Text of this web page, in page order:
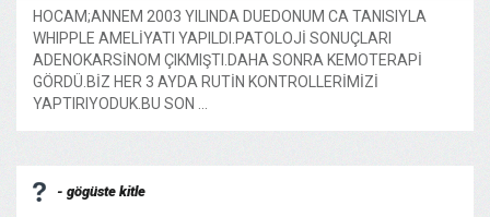
HOCAM;ANNEM 2003 YILINDA DUEDONUM CA TANISIYLA
WHIPPLE AMELİYATI YAPILDI.PATOLOJİ SONUÇLARI
ADENOKARSİNOM ÇIKMIŞTI.DAHA SONRA KEMOTERAPİ
GÖRDÜ.BİZ HER 3 AYDA RUTİN KONTROLLERİMİZİ
YAPTIRIYODUK.BU SON ...
- gögüste kitle